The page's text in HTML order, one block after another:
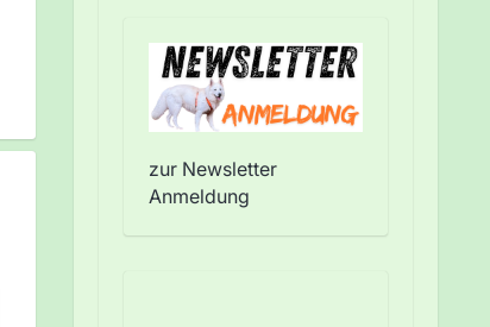
zur Newsletter
Anmeldung